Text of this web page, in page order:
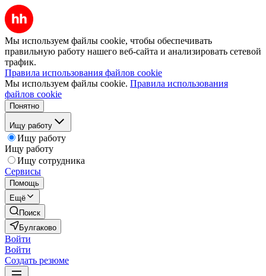
Мы используем файлы cookie, чтобы обеспечивать
правильную работу нашего веб-сайта и анализировать сетевой
трафик.
Правила использования файлов cookie
Мы используем файлы cookie. Правила использования
файлов cookie
Понятно
Ищу работу
Ищу работу
Ищу работу
Ищу сотрудника
Сервисы
Помощь
Ещё
Поиск
Булгаково
Войти
Войти
Создать резюме